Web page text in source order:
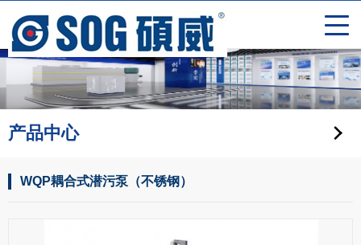
产品中心
WQP耦合式潜污泵（不锈钢）